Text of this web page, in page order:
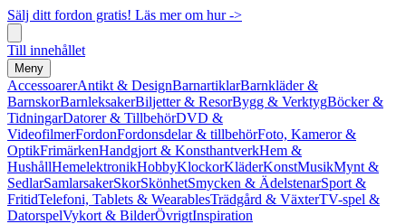
Sälj ditt fordon gratis! Läs mer om hur ->
Till innehållet
Meny
AccessoarerAntikt & DesignBarnartiklarBarnkläder &
BarnskorBarnleksakerBiljetter & ResorBygg & VerktygBöcker &
TidningarDatorer & TillbehörDVD &
VideofilmerFordonFordonsdelar & tillbehörFoto, Kameror &
OptikFrimärkenHandgjort & KonsthantverkHem &
HushållHemelektronikHobbyKlockorKläderKonstMusikMynt &
SedlarSamlarsakerSkorSkönhetSmycken & ÄdelstenarSport &
FritidTelefoni, Tablets & WearablesTrädgård & VäxterTV-spel &
DatorspelVykort & BilderÖvrigtInspiration